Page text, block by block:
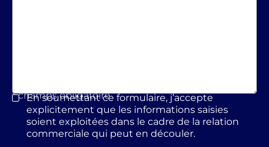
* champs obligatoire
En soumettant ce formulaire, j’accepte
explicitement que les informations saisies
soient exploitées dans le cadre de la relation
commerciale qui peut en découler.